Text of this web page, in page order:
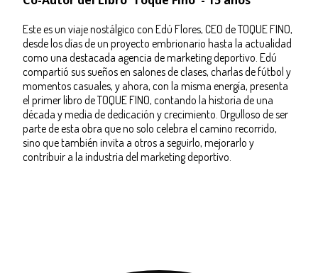
Este es un viaje nostálgico con Edú Flores, CEO de TOQUE FINO,
desde los días de un proyecto embrionario hasta la actualidad
como una destacada agencia de marketing deportivo. Edú
compartió sus sueños en salones de clases, charlas de fútbol y
momentos casuales, y ahora, con la misma energía, presenta
el primer libro de TOQUE FINO, contando la historia de una
década y media de dedicación y crecimiento. Orgulloso de ser
parte de esta obra que no solo celebra el camino recorrido,
sino que también invita a otros a seguirlo, mejorarlo y
contribuir a la industria del marketing deportivo.